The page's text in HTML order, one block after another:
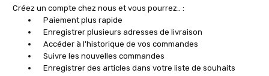
Créez un compte chez nous et vous pourrez.. :
Paiement plus rapide
Enregistrer plusieurs adresses de livraison
Accéder à l'historique de vos commandes
Suivre les nouvelles commandes
Enregistrer des articles dans votre liste de souhaits